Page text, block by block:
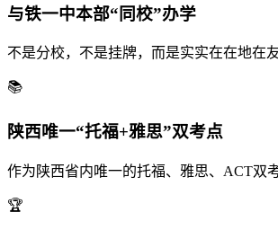
与铁一中本部“同校”办学
不是分校，不是挂牌，而是实实在在地在
📚
陕西唯一“托福+雅思”双考点
作为陕西省内唯一的托福、雅思、ACT双
🏆